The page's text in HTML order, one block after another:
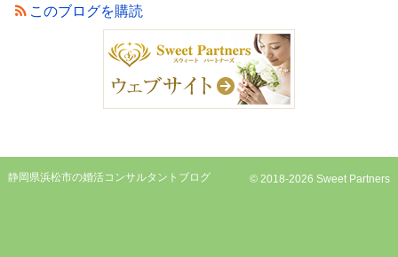
このブログを購読
© 2018-2026 Sweet Partners
静岡県浜松市の婚活コンサルタントブログ